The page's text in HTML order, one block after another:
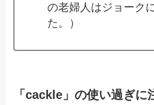
の老婦人はジョーク
た。）
「cackle」の使い過ぎに